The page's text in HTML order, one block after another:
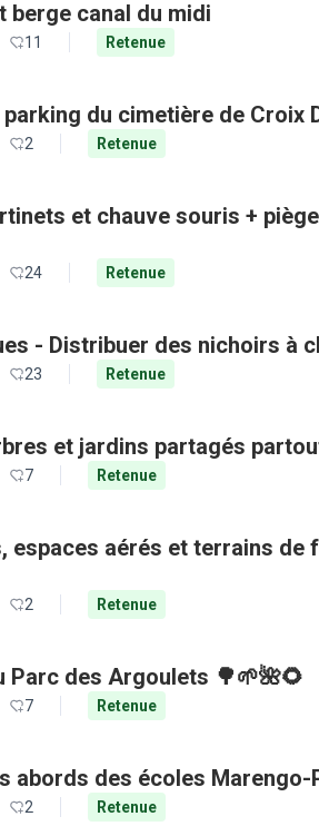
berge canal du midi
11 Retenue
du cimetière de Croix
2 Retenue
et chauve souris +
24 Retenue
- Distribuer des nichoirs à
23 Retenue
et jardins partagés
7 Retenue
espaces aérés et terrains
2 Retenue
Parc des Argoulets 🌳🌱🌺🌻
7 Retenue
abords des écoles Marengo-
2 Retenue